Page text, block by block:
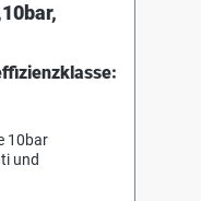
10bar
und